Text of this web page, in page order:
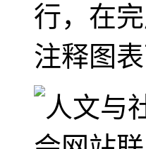
行，在
注释图